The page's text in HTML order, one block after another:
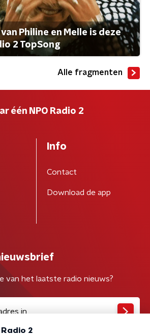
van Philine en Melle is deze
2 TopSong
Alle fragmenten
één NPO Radio 2
Info
Contact
Download de app
van het laatste radio nieuws?